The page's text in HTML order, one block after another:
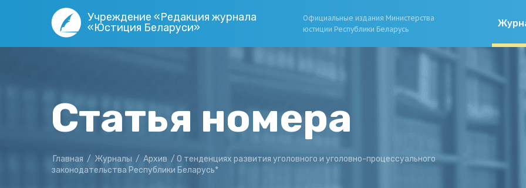
Учреждение «Редакция журнала
«Юстиция Беларуси»
Официальные издания Министерства
юстиции Республики Беларусь
Статья номера
Главная / Журналы / Архив / О тенденциях развития уголовного и уголовно-процессуального
законодательства Республики Беларусь*